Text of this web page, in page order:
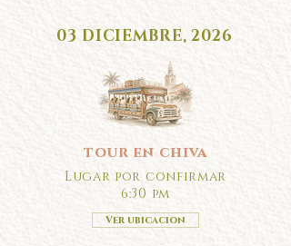
03 DICIEMBRE, 2026
tour en chiva
Lugar por confirmar
6:30 pm
Ver ubicacion